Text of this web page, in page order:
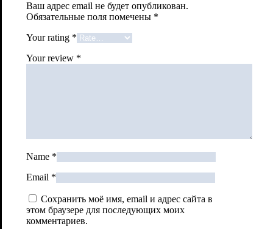
Ваш адрес email не будет опубликован.
Обязательные поля помечены *
Your rating *
Your review *
Name *
Email *
Сохранить моё имя, email и адрес сайта в
этом браузере для последующих моих
комментариев.